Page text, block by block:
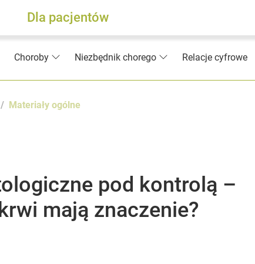
Dla pacjentów
Choroby Niezbędnik chorego Relacje cyfrowe
Materiały ogólne
pod kontrolą –
mają znaczenie?